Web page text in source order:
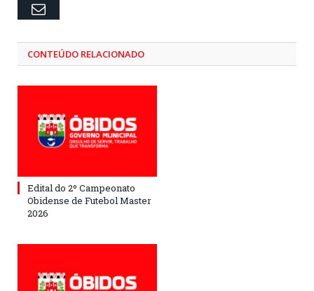
Email
CONTEÚDO RELACIONADO
Edital do 2º Campeonato
Obidense de Futebol Master
2026